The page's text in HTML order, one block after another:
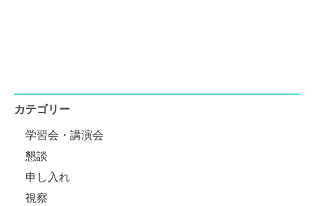
カテゴリー
学習会・講演会
懇談
申し入れ
視察